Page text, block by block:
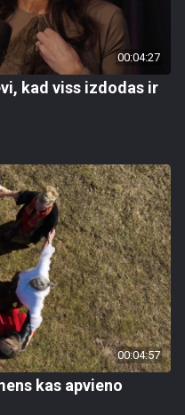
00:04:27
kad viss izdodas ir
00:04:57
kas apvieno